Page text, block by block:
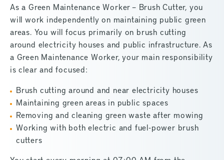
As a Green Maintenance Worker – Brush Cutter, you
will work independently on maintaining public green
areas. You will focus primarily on brush cutting
around electricity houses and public infrastructure. As
a Green Maintenance Worker, your main responsibility
is clear and focused:
Brush cutting around and near electricity houses
Maintaining green areas in public spaces
Removing and cleaning green waste after mowing
Working with both electric and fuel-power brush
cutters